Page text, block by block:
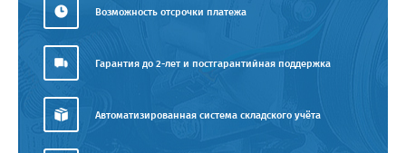
Возможность отсрочки платежа
Гарантия до 2-лет и постгарантийная поддержка
Автоматизированная система складского учёта